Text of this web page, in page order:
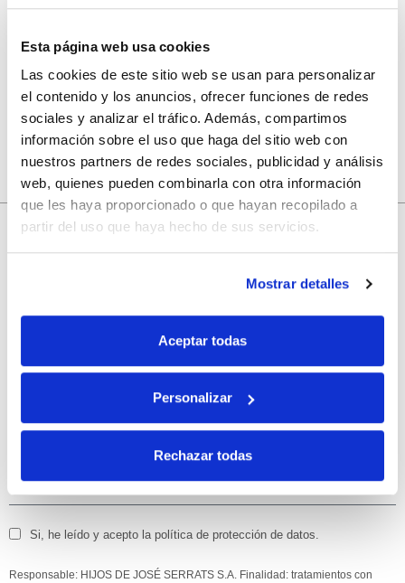
Esta página web usa cookies
Las cookies de este sitio web se usan para personalizar
el contenido y los anuncios, ofrecer funciones de redes
sociales y analizar el tráfico. Además, compartimos
información sobre el uso que haga del sitio web con
nuestros partners de redes sociales, publicidad y análisis
web, quienes pueden combinarla con otra información
que les haya proporcionado o que hayan recopilado a
partir del uso que haya hecho de sus servicios.
Mostrar detalles
Aceptar todas
Personalizar
Rechazar todas
Guarda mi nombre, correo electrónico y web en este
10% de descuento
con tu primera compra.
un 10% de descuento en tu primera compra.
Si, he leído y acepto la política de protección de datos.
Responsable: HIJOS DE JOSÉ SERRATS S.A. Finalidad: tratamientos con